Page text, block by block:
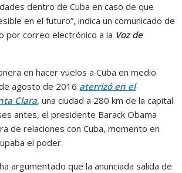
dentro de Cuba en caso de que
en el futuro”, indica un comunicado de
por correo electrónico a la Voz de
en hacer vuelos a Cuba en medio
agosto de 2016 aterrizó en el
Clara, una ciudad a 280 km de la capital
antes, el presidente Barack Obama
de relaciones con Cuba, momento en
el poder.
argumentado que la anunciada salida de